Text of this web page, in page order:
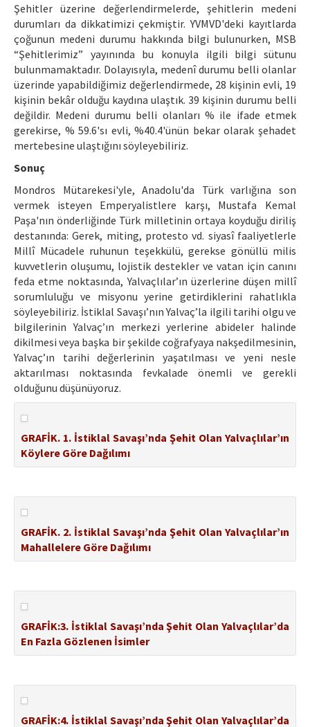
Şehitler üzerine değerlendirmelerde, şehitlerin medeni
durumları da dikkatimizi çekmiştir. YVMVD'deki kayıtlarda
çoğunun medeni durumu hakkında bilgi bulunurken, MSB
“Şehitlerimiz” yayınında bu konuyla ilgili bilgi sütunu
bulunmamaktadır. Dolayısıyla, medenî durumu belli olanlar
üzerinde yapabildiğimiz değerlendirmede, 28 kişinin evli, 19
kişinin bekâr olduğu kaydına ulaştık. 39 kişinin durumu belli
değildir. Medeni durumu belli olanları % ile ifade etmek
gerekirse, % 59.6'sı evli, %40.4'ünün bekar olarak şehadet
mertebesine ulaştığını söyleyebiliriz.
Sonuç
Mondros Mütarekesi'yle, Anadolu'da Türk varlığına son
vermek isteyen Emperyalistlere karşı, Mustafa Kemal
Paşa'nın önderliğinde Türk milletinin ortaya koyduğu diriliş
destanında: Gerek, miting, protesto vd. siyasî faaliyetlerle
Millî Mücadele ruhunun teşekkülü, gerekse gönüllü milis
kuvvetlerin oluşumu, lojistik destekler ve vatan için canını
feda etme noktasında, Yalvaçlılar’ın üzerlerine düşen millî
sorumluluğu ve misyonu yerine getirdiklerini rahatlıkla
söyleyebiliriz. İstiklal Savaşı’nın Yalvaç’la ilgili tarihi olgu ve
bilgilerinin Yalvaç’ın merkezi yerlerine abideler halinde
dikilmesi veya başka bir şekilde coğrafyaya nakşedilmesinin,
Yalvaç’ın tarihi değerlerinin yaşatılması ve yeni nesle
aktarılması noktasında fevkalade önemli ve gerekli
olduğunu düşünüyoruz.
GRAFİK. 1. İstiklal Savaşı’nda Şehit Olan Yalvaçlılar’ın
Köylere Göre Dağılımı
GRAFİK. 2. İstiklal Savaşı’nda Şehit Olan Yalvaçlılar’ın
Mahallelere Göre Dağılımı
GRAFİK:3. İstiklal Savaşı’nda Şehit Olan Yalvaçlılar’da
En Fazla Gözlenen İsimler
GRAFİK:4. İstiklal Savaşı’nda Şehit Olan Yalvaçlılar’da